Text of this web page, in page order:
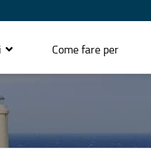
Come fare per